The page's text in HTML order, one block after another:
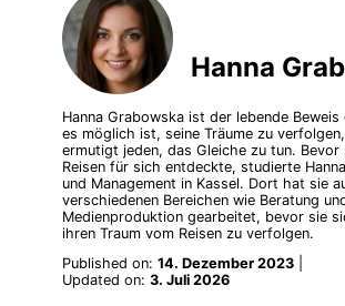
Hanna
Hanna Grabowska ist der lebende Beweis
es möglich ist, seine Träume zu
ermutigt jeden, das Gleiche zu tun. Bevor
Reisen für sich entdeckte, studierte
und Management in Kassel. Dort hat sie
verschiedenen Bereichen wie Beratung
Medienproduktion gearbeitet, bevor sie
ihren Traum vom Reisen zu verfolgen.
Published on: 14. Dezember 2023
Updated on: 3. Juli 2026